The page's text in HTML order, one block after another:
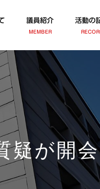
議員紹介
MEMBER
活動の
疑が開